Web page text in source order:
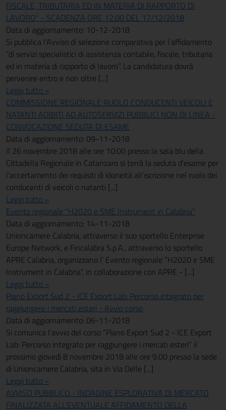
FISCALE, TRIBUTARIA ED IN MATERIA DI RAPPORTO DI
LAVORO" - SCADENZA ORE 12.00 DEL 17/12/2018
Data di aggiornamento: 10-12-2018
Si pubblica l’Avviso di selezione comparativa per l’affidamento
“di servizi specialistici di assistenza contabile, fiscale, tributaria
ed in materia di rapporto di lavoro”. La candidatura dovrà
pervenire entro e non oltre [...]
Leggi tutto »
COMMISSIONE REGIONALE RUOLO CONDUCENTI VEICOLI E
NATANTI ADIBITI AD AUTOSERVIZI PUBBLICI NON DI LINEA -
CONVOCAZIONE SEDUTA DI ESAME
Data di aggiornamento: 09-11-2018
Il 26 novembre 2018 alle ore 10:00 presso la sala blu della
Cittadella Regionale in Catanzaro si terrà la seduta d'esame per
l'accertamento dei requisiti di idoneità all'iscrizione nel ruolo dei
conducenti di veicoli o natanti [...]
Leggi tutto »
Evento regionale "H2020 e SME Instrument in Calabria"
Data di aggiornamento: 14-11-2018
Unioncamere Calabria, attraverso il suo sportello Enterprise
Europe Network, e Fincalabra S.p.A., attraverso lo sportello
APRE Calabria, organizzano l’ Evento regionale “H2020 e SME
Instrument in Calabria”, in collaborazione con APRE - [...]
Leggi tutto »
Piano Export Sud 2 - ICE Export Lab: Percorso integrato per
raggiungere i mercati esteri - Avvio corso
Data di aggiornamento: 06-11-2018
Si comunica l’avvio del corso “Piano Export Sud 2 - ICE Export
Lab: Percorso integrato per raggiungere i mercati esteri” il
prossimo giovedì 8 novembre 2018 alle ore 9.00 presso la sede
di Unioncamere Calabria, sita in Via Delle [...]
Leggi tutto »
AVVISO PUBBLICO - INDAGINE ESPLORATIVA DI MERCATO
FINALIZZATA ALL'EVENTUALE AFFIDAMENTO DELLA